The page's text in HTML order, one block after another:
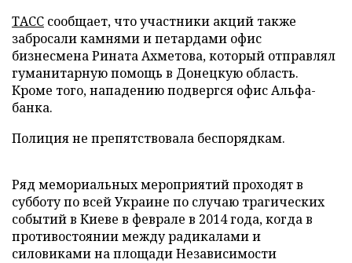
ТАСС сообщает, что участники акций также
забросали камнями и петардами офис
бизнесмена Рината Ахметова, который отправлял
гуманитарную помощь в Донецкую область.
Кроме того, нападению подвергся офис Альфа-
банка.
Полиция не препятствовала беспорядкам.
Ряд мемориальных мероприятий проходят в
субботу по всей Украине по случаю трагических
событий в Киеве в феврале в 2014 года, когда в
противостоянии между радикалами и
силовиками на площади Независимости